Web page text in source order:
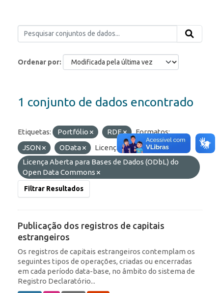
Ordenar por
1 conjunto de dados encontrado
Etiquetas: Portfólio RDE
Formatos:
JSON
OData
Licenças:
Licença Aberta para Bases de Dados (ODbL) do
Open Data Commons
Filtrar Resultados
Publicação dos registros de capitais
estrangeiros
Os registros de capitais estrangeiros contemplam os
seguintes tipos de operações, criadas ou encerradas
em cada período data-base, no âmbito do sistema de
Registro Declaratório...